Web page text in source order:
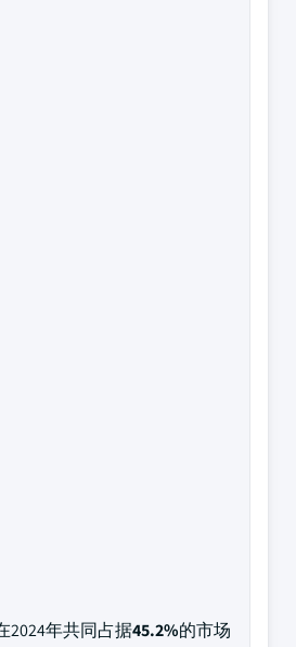
2024年共同占据45.2%的市场